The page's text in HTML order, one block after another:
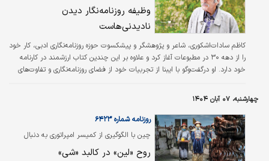
وظیفه روزنامه‌نگار دیدن
نادیدنی‌هاست
کاظم سادات‌اشکوری، شاعر و پژوهشگر و پیشکسوت حوزه روزنامه‌نگاری ادبی، کار خود
را از دهه ۳۰ در مطبوعات آغاز کرد و علاوه بر این چندین کتاب ارزشمند در کارنامه
خود دارد. او درگفت‌وگو با ایبنا از تجربیات خود از فضای روزنامه‌نگاری و تفاوت‌های
چهارشنبه، ۰۷ آبان ۱۴۰۴
چین با الگوگیری از کمیسر امپراتوری به دنبال
نقشه راهی در برابر قدرت‌های خارجی است؛
روزنامه شماره ۶۴۲۳
روح «لین» در کالبد «شی»